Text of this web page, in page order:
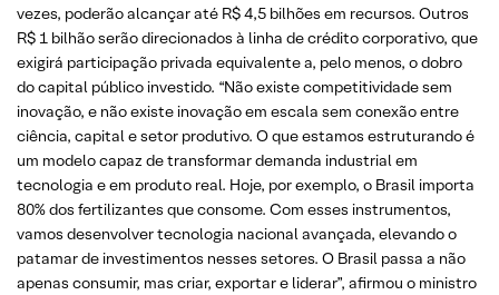
vezes, poderão alcançar até R$ 4,5 bilhões em recursos. Outros
R$ 1 bilhão serão direcionados à linha de crédito corporativo, que
exigirá participação privada equivalente a, pelo menos, o dobro
do capital público investido. “Não existe competitividade sem
inovação, e não existe inovação em escala sem conexão entre
ciência, capital e setor produtivo. O que estamos estruturando é
um modelo capaz de transformar demanda industrial em
tecnologia e em produto real. Hoje, por exemplo, o Brasil importa
80% dos fertilizantes que consome. Com esses instrumentos,
vamos desenvolver tecnologia nacional avançada, elevando o
patamar de investimentos nesses setores. O Brasil passa a não
apenas consumir, mas criar, exportar e liderar”, afirmou o ministro